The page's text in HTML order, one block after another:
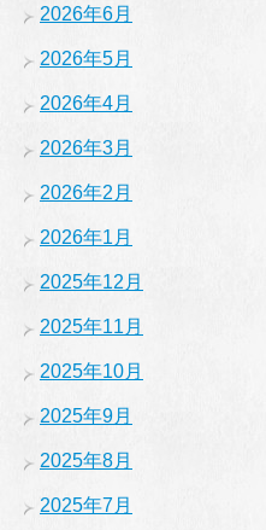
2026年6月
2026年5月
2026年4月
2026年3月
2026年2月
2026年1月
2025年12月
2025年11月
2025年10月
2025年9月
2025年8月
2025年7月